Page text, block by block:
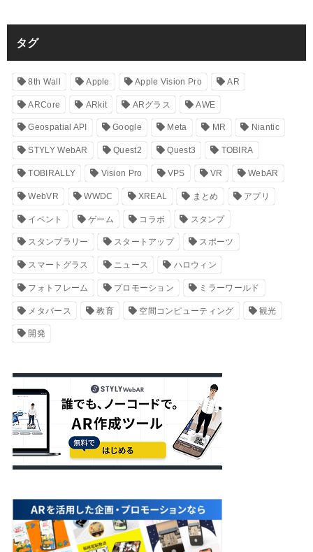
タグ
8th Wall Apple Apple Vision Pro AR
ARCore ARkit ARグラス AWE
Geospatial API Google Meta MR Niantic
STYLY WebAR Quest2 Quest3 TOBIRA
TOBIRALLY Vision Pro VPS VR WebAR
WebVR WWDC XREAL まとめ アプリ
イベント ゲーム コラボ スタンプ
スタンプラリー スタートアップ スポーツ
スマートグラス ニュース ハロウィン
フォトフレーム プロモーション ミラーワールド
メタバース 教育 空間コンピューティング 観光
開発